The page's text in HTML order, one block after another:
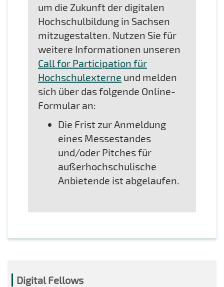
um die Zukunft der digitalen
Hochschulbildung in Sachsen
mitzugestalten. Nutzen Sie für
weitere Informationen unseren
Call for Participation für
Hochschulexterne und melden
sich über das folgende Online-
Formular an:
Die Frist zur Anmeldung
eines Messestandes
und/oder Pitches für
außerhochschulische
Anbietende ist abgelaufen.
Digital Fellows